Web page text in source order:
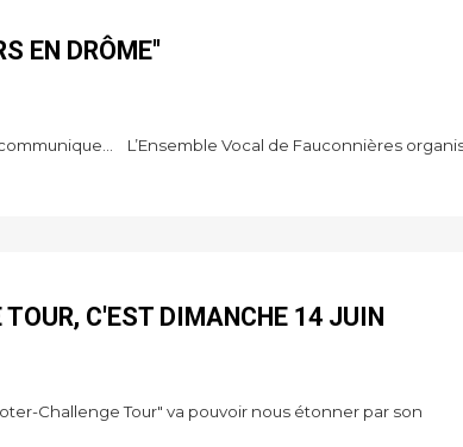
EN DRÔME"
L’Ensemble Vocal de Fauconnières
C'EST DIMANCHE 14 JUIN
Challenge Tour" va pouvoir nous étonner par son